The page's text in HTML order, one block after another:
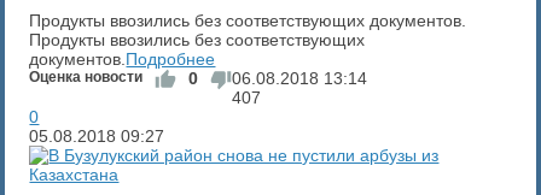
Продукты ввозились без соответствующих документов.
Продукты ввозились без соответствующих
документов. Подробнее
Оценка новости 0 06.08.2018 13:14
407
0
05.08.2018 09:27